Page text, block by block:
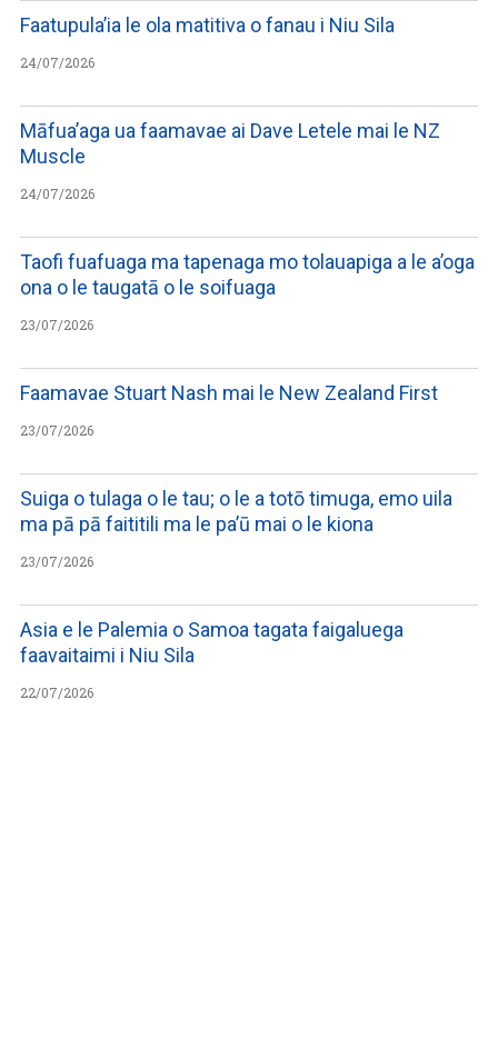
Faatupula’ia le ola matitiva o fanau i Niu Sila
24/07/2026
Māfua’aga ua faamavae ai Dave Letele mai le NZ
Muscle
24/07/2026
Taofi fuafuaga ma tapenaga mo tolauapiga a le a’oga
ona o le taugatā o le soifuaga
23/07/2026
Faamavae Stuart Nash mai le New Zealand First
23/07/2026
Suiga o tulaga o le tau; o le a totō timuga, emo uila
ma pā pā faititili ma le pa’ū mai o le kiona
23/07/2026
Asia e le Palemia o Samoa tagata faigaluega
faavaitaimi i Niu Sila
22/07/2026